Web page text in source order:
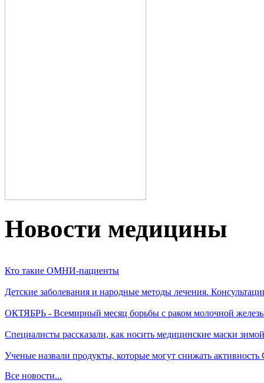
Новости медицины
Кто такие ОМНИ-пациенты
Детские заболевания и народные методы лечения.
ОКТЯБРЬ - Всемирный месяц борьбы с раком молочной
Специалисты рассказали, как носить медицинские маски зимой
Ученые назвали продукты, которые могут снижать
Все новости...